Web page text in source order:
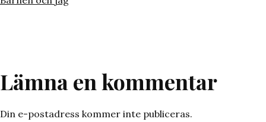
Lämna en kommentar
Din e-postadress kommer inte publiceras.